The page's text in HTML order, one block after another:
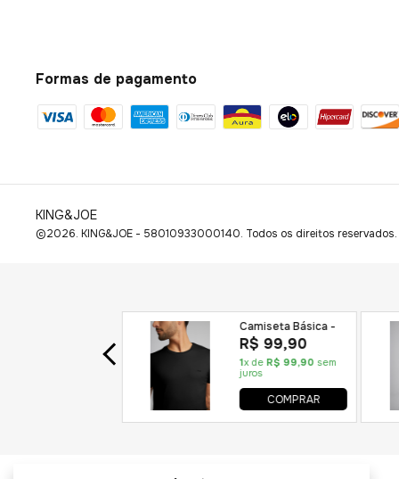
Formas de pagamento
KING&JOE
©2026. KING&JOE - 58010933000140. Todos os direitos reservados.